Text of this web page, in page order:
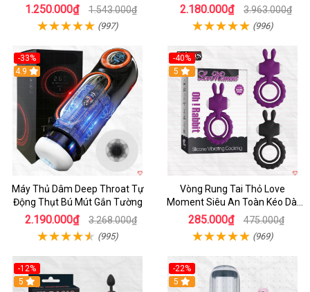
hoàn hảo
1.250.000₫ 1.543.000₫
(997)
Sạc Pin
2.180.000₫ 3.963.000₫
(996)
-33%
Hot
4.9
Máy Thủ Dâm Deep Throat Tự
Động Thụt Bú Mút Gắn Tường
2.190.000₫ 3.268.000₫
(995)
-40%
5
Vòng Rung Tai Thỏ Love
Moment Siêu An Toàn Kéo Dài
Thời Gian
285.000₫ 475.000₫
(969)
-12%
Hot
5
-22%
5